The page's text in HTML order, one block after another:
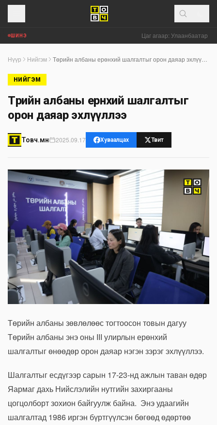
ШИНЭ Цаг агаар: Улаанбаатар
Нүүр Нийгэм
НИЙГЭМ
Төрийн албаны ерөнхий шалгалтыг
орон даяар эхлүүллээ
Товч.мн 2025.09.17 Хуваалцах Твит
Төрийн албаны зөвлөлөөс тогтоосон товын дагуу
Төрийн албаны энэ оны III улирлын ерөнхий
шалгалтыг өнөөдөр орон даяар нэгэн зэрэг эхлүүллээ.
Шалгалтыг есдүгээр сарын 17-23-нд ажлын таван өдөр
Яармаг дахь Нийслэлийн нутгийн захиргааны
цогцолборт зохион байгуулж байна. Энэ удаагийн
шалгалтад 1986 иргэн бүртгүүлсэн бөгөөд өдөртөө